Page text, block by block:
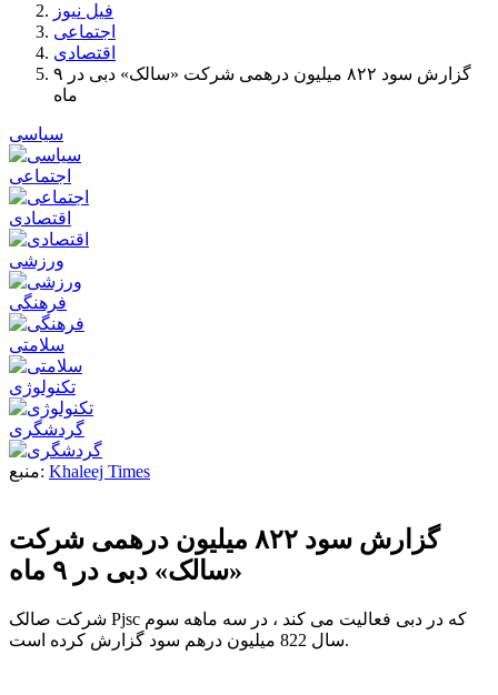
فیل نیوز
اجتماعی
اقتصادی
گزارش سود ۸۲۲ میلیون درهمی شرکت «سالک» دبی در ۹
ماه
سیاسی
اجتماعی
اقتصادی
ورزشی
فرهنگی
سلامتی
تکنولوژی
گردشگری
منبع: Khaleej Times
گزارش سود ۸۲۲ میلیون درهمی شرکت
«سالک» دبی در ۹ ماه
شرکت صالک Pjsc که در دبی فعالیت می کند ، در سه ماهه سوم
سال 822 میلیون درهم سود گزارش کرده است.